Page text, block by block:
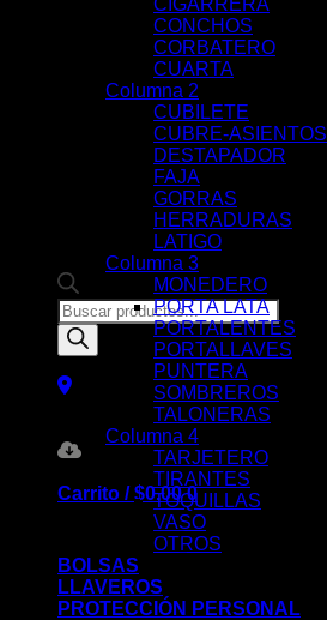
Products
search
Carrito /$0.00 0
CIGARRERA
CONCHOS
CORBATERO
CUARTA
Columna 2
CUBILETE
CUBRE-ASIENTOS
DESTAPADOR
FAJA
GORRAS
HERRADURAS
LATIGO
Columna 3
MONEDERO
PORTA LATA
PORTALENTES
PORTALLAVES
PUNTERA
SOMBREROS
TALONERAS
Columna 4
TARJETERO
TIRANTES
TOQUILLAS
VASO
OTROS
BOLSAS
LLAVEROS
PROTECCIÓN PERSONAL